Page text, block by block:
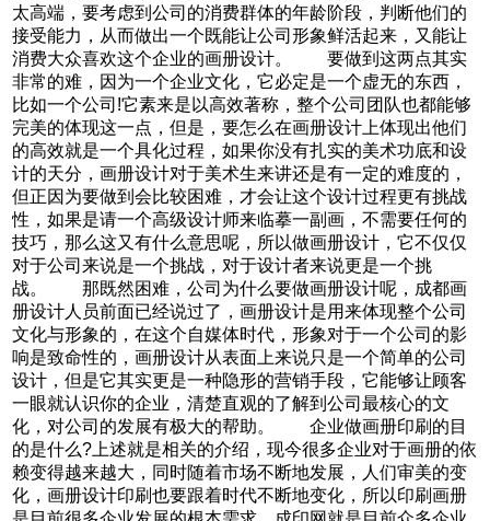
太高端，要考虑到公司的消费群体的年龄阶段，判断他们的
接受能力，从而做出一个既能让公司形象鲜活起来，又能让
消费大众喜欢这个企业的画册设计。 要做到这两点其实
非常的难，因为一个企业文化，它必定是一个虚无的东西，
比如一个公司!它素来是以高效著称，整个公司团队也都能够
完美的体现这一点，但是，要怎么在画册设计上体现出他们
的高效就是一个具化过程，如果你没有扎实的美术功底和设
计的天分，画册设计对于美术生来讲还是有一定的难度的，
但正因为要做到会比较困难，才会让这个设计过程更有挑战
性，如果是请一个高级设计师来临摹一副画，不需要任何的
技巧，那么这又有什么意思呢，所以做画册设计，它不仅仅
对于公司来说是一个挑战，对于设计者来说更是一个挑
战。 那既然困难，公司为什么要做画册设计呢，成都画
册设计人员前面已经说过了，画册设计是用来体现整个公司
文化与形象的，在这个自媒体时代，形象对于一个公司的影
响是致命性的，画册设计从表面上来说只是一个简单的公司
设计，但是它其实更是一种隐形的营销手段，它能够让顾客
一眼就认识你的企业，清楚直观的了解到公司最核心的文
化，对公司的发展有极大的帮助。 企业做画册印刷的目
的是什么?上述就是相关的介绍，现今很多企业对于画册的依
赖变得越来越大，同时随着市场不断地发展，人们审美的变
化，画册设计印刷也要跟着时代不断地变化，所以印刷画册